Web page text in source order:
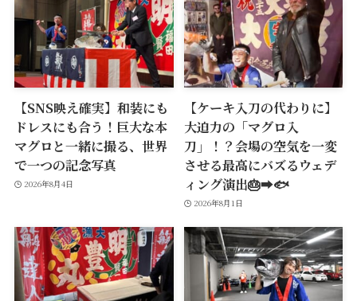
【SNS映え確実】和装にも
ドレスにも合う！巨大な本
マグロと一緒に撮る、世界
で一つの記念写真
2026年8月4日
【ケーキ入刀の代わりに】
大迫力の「マグロ入
刀」！？会場の空気を一変
させる最高にバズるウェデ
ィング演出🎂➡️🐟
2026年8月1日